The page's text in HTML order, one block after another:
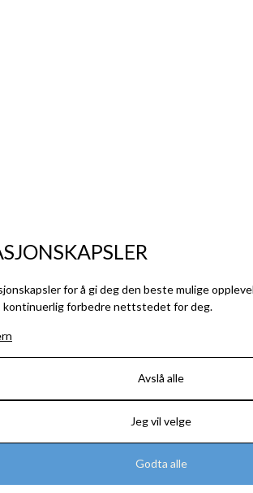
for å gi deg den beste mulige
kontinuerlig forbedre nettstedet for deg.
Avslå alle
Jeg vil velge
Godta alle